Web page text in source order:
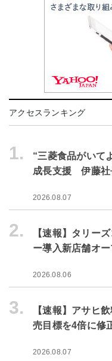
アクセスランキング
1.
“三菱食品がいて
成長支援 伊藤社
2026.08.07
2.
【速報】タリー
ー導入新店舗オ
2026.08.06
3.
【速報】アサヒ
売目標を4倍に修
2026.08.07